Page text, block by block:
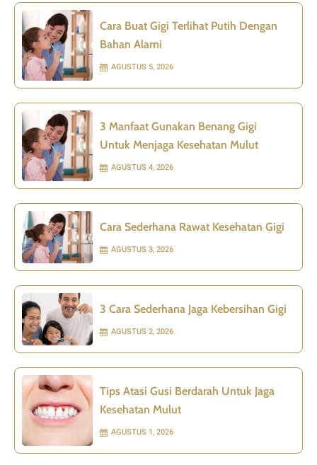
Cara Buat Gigi Terlihat Putih Dengan
Bahan Alami
AGUSTUS 5, 2026
3 Manfaat Gunakan Benang Gigi
Untuk Menjaga Kesehatan Mulut
AGUSTUS 4, 2026
Cara Sederhana Rawat Kesehatan Gigi
AGUSTUS 3, 2026
3 Cara Sederhana Jaga Kebersihan Gigi
AGUSTUS 2, 2026
Tips Atasi Gusi Berdarah Untuk Jaga
Kesehatan Mulut
AGUSTUS 1, 2026